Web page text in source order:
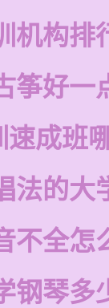
机构排
筝好一
成班
法的大
不全怎
钢琴多